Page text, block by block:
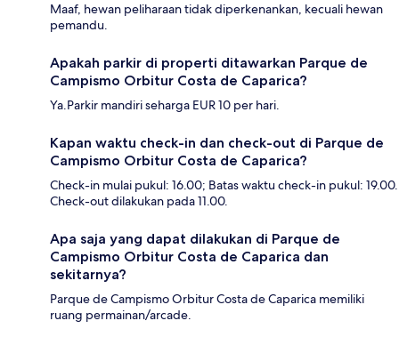
Maaf, hewan peliharaan tidak diperkenankan, kecuali hewan
pemandu.
Apakah parkir di properti ditawarkan Parque de
Campismo Orbitur Costa de Caparica?
Ya.Parkir mandiri seharga EUR 10 per hari.
Kapan waktu check-in dan check-out di Parque de
Campismo Orbitur Costa de Caparica?
Check-in mulai pukul: 16.00; Batas waktu check-in pukul: 19.00.
Check-out dilakukan pada 11.00.
Apa saja yang dapat dilakukan di Parque de
Campismo Orbitur Costa de Caparica dan
sekitarnya?
Parque de Campismo Orbitur Costa de Caparica memiliki
ruang permainan/arcade.